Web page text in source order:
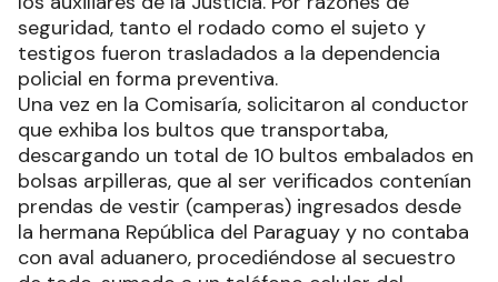
seguridad, tanto el rodado como el sujeto y
testigos fueron trasladados a la dependencia
policial en forma preventiva.
Una vez en la Comisaría, solicitaron al conductor
que exhiba los bultos que transportaba,
descargando un total de 10 bultos embalados en
bolsas arpilleras, que al ser verificados contenían
prendas de vestir (camperas) ingresados desde
la hermana República del Paraguay y no contaba
con aval aduanero, procediéndose al secuestro